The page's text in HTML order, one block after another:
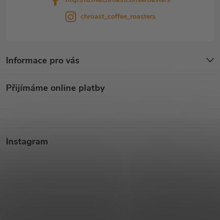
chroast_coffee_roasters
Informace pro vás
Přijímáme online platby
Instagram